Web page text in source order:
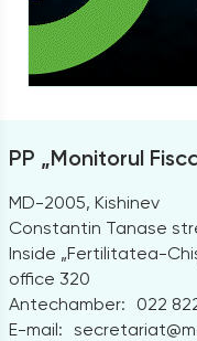
PP „Monitorul
MD-2005, Kishinev
Constantin Tanase
Inside „Fertilitatea-
office 320
Antechamber:
022
E-mail: